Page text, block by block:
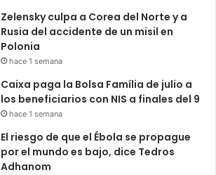
Zelensky culpa a Corea del Norte y a
Rusia del accidente de un misil en
Polonia
hace 1 semana
Caixa paga la Bolsa Família de julio a
los beneficiarios con NIS a finales del 9
hace 1 semana
El riesgo de que el Ébola se propague
por el mundo es bajo, dice Tedros
Adhanom